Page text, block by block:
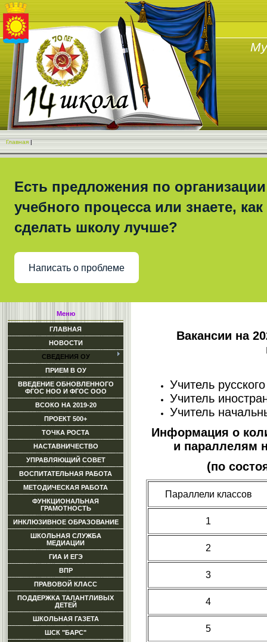
Главная |
Есть предложения по организации
учебного процесса или знаете, как
сделать школу лучше?
Написать о проблеме
Меню
ГЛАВНАЯ
НОВОСТИ
СВЕДЕНИЯ ОУ
ПРИЕМ В ОУ
ВВЕДЕНИЕ ОБНОВЛЕННОГО
ФГОС НОО И ФГОС ООО
ВСОКО НА 2019-20
ПРОЕКТ 500+
ТОЧКА РОСТА
НАСТАВНИЧЕСТВО
УПРАВЛЯЮЩИЙ СОВЕТ
ВОСПИТАТЕЛЬНАЯ РАБОТА
МЕТОДИЧЕСКАЯ РАБОТА
ФУНКЦИОНАЛЬНАЯ
ГРАМОТНОСТЬ
ИНКЛЮЗИВНОЕ ОБРАЗОВАНИЕ
ШКОЛЬНАЯ СЛУЖБА
МЕДИАЦИИ
ГИА И ЕГЭ
ВПР
ПРАВОВОЙ КЛАСС
ПОДДЕРЖКА ТАЛАНТЛИВЫХ
ДЕТЕЙ
ШКОЛЬНАЯ ГАЗЕТА
ШСК "БАРС"
Вакансии на
Учитель
Учитель
Учитель
Информация о
и параллелям
(по
Параллели классов
1
2
3
4
5